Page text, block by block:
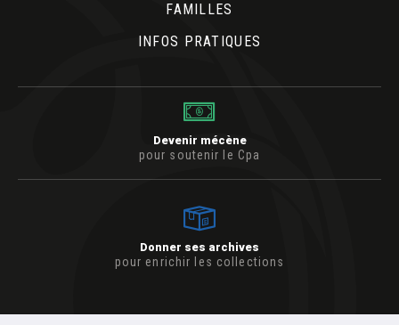
FAMILLES
INFOS PRATIQUES
Devenir mécène
pour soutenir le Cpa
Donner ses archives
pour enrichir les collections